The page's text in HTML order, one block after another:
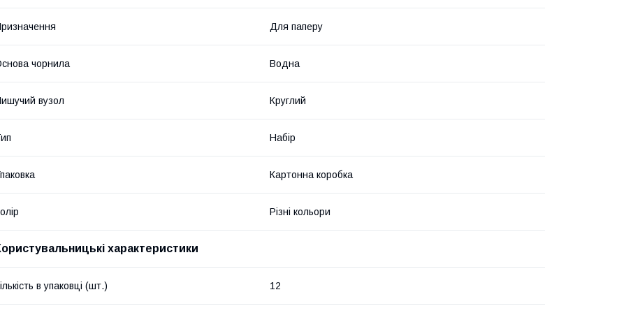
Для паперу
чорнила Водна
вузол Круглий
Набір
Картонна коробка
Різні кольори
характеристики
в упаковці (шт.) 12